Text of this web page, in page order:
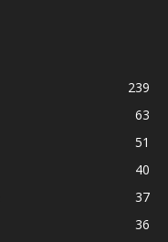
239
63
51
40
37
36